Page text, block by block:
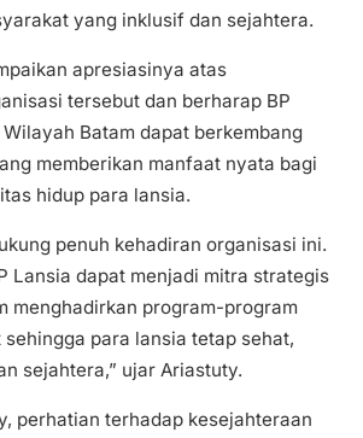
yang inklusif dan sejahtera.
apresiasinya atas
tersebut dan berharap BP
Batam dapat berkembang
memberikan manfaat nyata bagi
hidup para lansia.
penuh kehadiran organisasi ini.
Lansia dapat menjadi mitra strategis
menghadirkan program-program
para lansia tetap sehat,
sejahtera,” ujar Ariastuty.
perhatian terhadap kesejahteraan